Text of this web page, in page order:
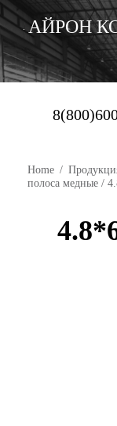
АЙРОН
Home /
полоса медные /